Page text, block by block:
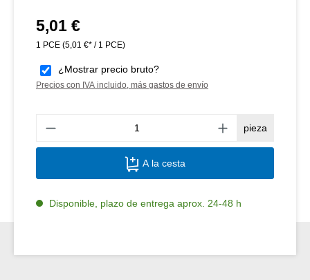
Precio normal:
5,01 €
1 PCE (5,01 €* / 1 PCE)
¿Mostrar precio bruto?
Precios con IVA incluido, más gastos de envío
pieza
A la cesta
Disponible, plazo de entrega aprox. 24-48 h